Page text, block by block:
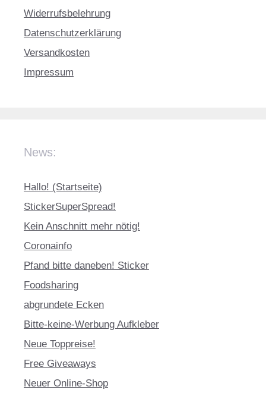
Widerrufsbelehrung
Datenschutzerklärung
Versandkosten
Impressum
News:
Hallo! (Startseite)
StickerSuperSpread!
Kein Anschnitt mehr nötig!
Coronainfo
Pfand bitte daneben! Sticker
Foodsharing
abgrundete Ecken
Bitte-keine-Werbung Aufkleber
Neue Toppreise!
Free Giveaways
Neuer Online-Shop